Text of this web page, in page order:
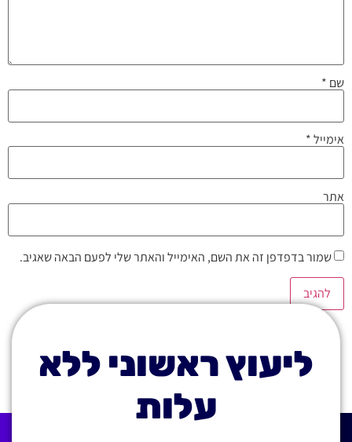
שם *
אימייל*
אתר
שמור בדפדפן זה את השם, האימייל והאתר שלי לפעם הבאה שאגיב.
ליעוץ ראשוני ללא
עלות